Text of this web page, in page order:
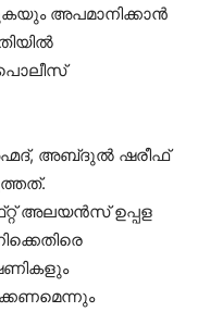
അപമാനിക്കാന്‍
പൊലീസ്‌
അബ്‌ദുല്‍ ഷരീഫ്‌
അലയന്‍സ്‌ ഉപ്പള